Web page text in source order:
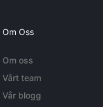
Om Oss
Om oss
Vårt team
Vår blogg